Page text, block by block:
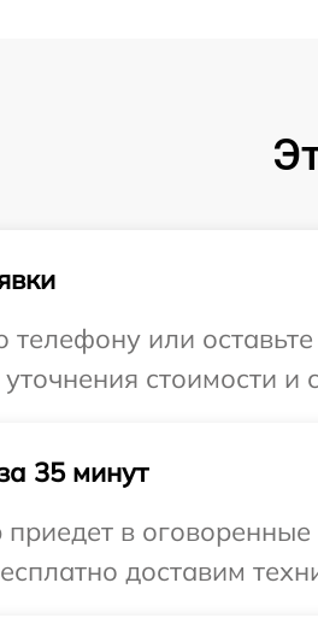
или
стоимости
35 минут
в
доставим